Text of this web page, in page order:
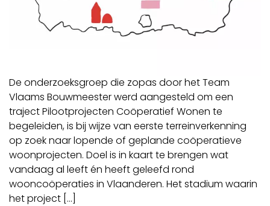
De onderzoeksgroep die zopas door het Team
Vlaams Bouwmeester werd aangesteld om een
traject Pilootprojecten Coöperatief Wonen te
begeleiden, is bij wijze van eerste terreinverkenning
op zoek naar lopende of geplande coöperatieve
woonprojecten. Doel is in kaart te brengen wat
vandaag al leeft én heeft geleefd rond
wooncoöperaties in Vlaanderen. Het stadium waarin
het project […]